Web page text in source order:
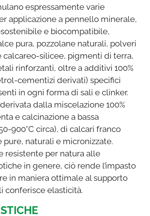
espressamente varie
applicazione a pennello minerale,
e biocompatibile,
pura, pozzolane naturali, polveri
calcareo-silicee, pigmenti di terra,
rinforzanti, oltre a additivi 100%
cementizi derivati) specifici
in ogni forma di sali e clinker.
dalla miscelazione 100%
e calcinazione a bassa
900°C circa), di calcari franco
pure, naturali e micronizzate.
resistente per natura alle
in genere, ciò rende l’impasto
in maniera ottimale al supporto
conferisce elasticità.